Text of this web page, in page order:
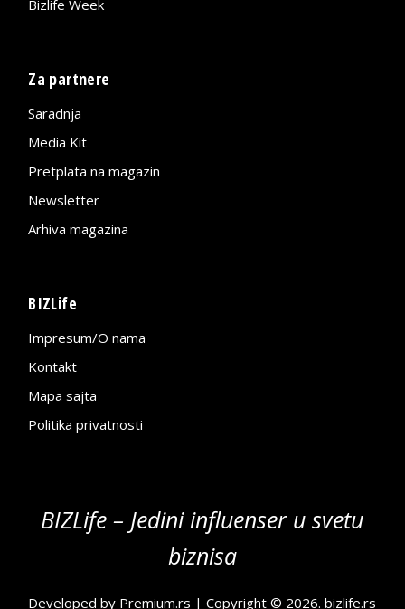
Bizlife Week
Za partnere
Saradnja
Media Kit
Pretplata na magazin
Newsletter
Arhiva magazina
BIZLife
Impresum/O nama
Kontakt
Mapa sajta
Politika privatnosti
BIZLife – Jedini influenser u svetu
biznisa
Developed by Premium.rs | Copyright © 2026.bizlife.rs